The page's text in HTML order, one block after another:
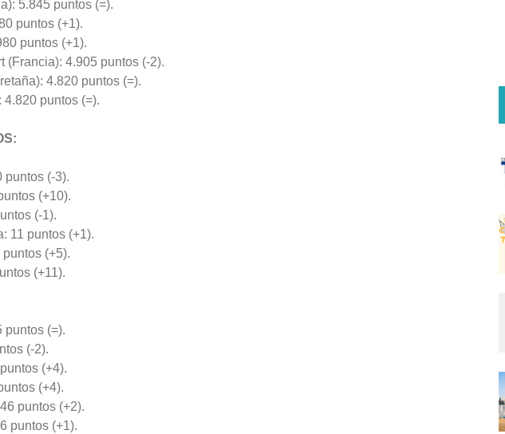
5.845 puntos (=).
puntos (+1).
puntos (+1).
(Francia): 4.905 puntos (-2).
4.820 puntos (=).
puntos (=).
puntos (-3).
(+10).
(-1).
11 puntos (+1).
(+5).
(+11).
puntos (=).
(-2).
(+4).
(+4).
puntos (+2).
puntos (+1).